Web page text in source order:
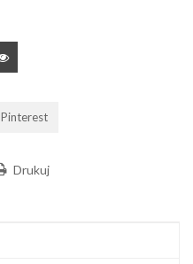
Pinterest
Drukuj